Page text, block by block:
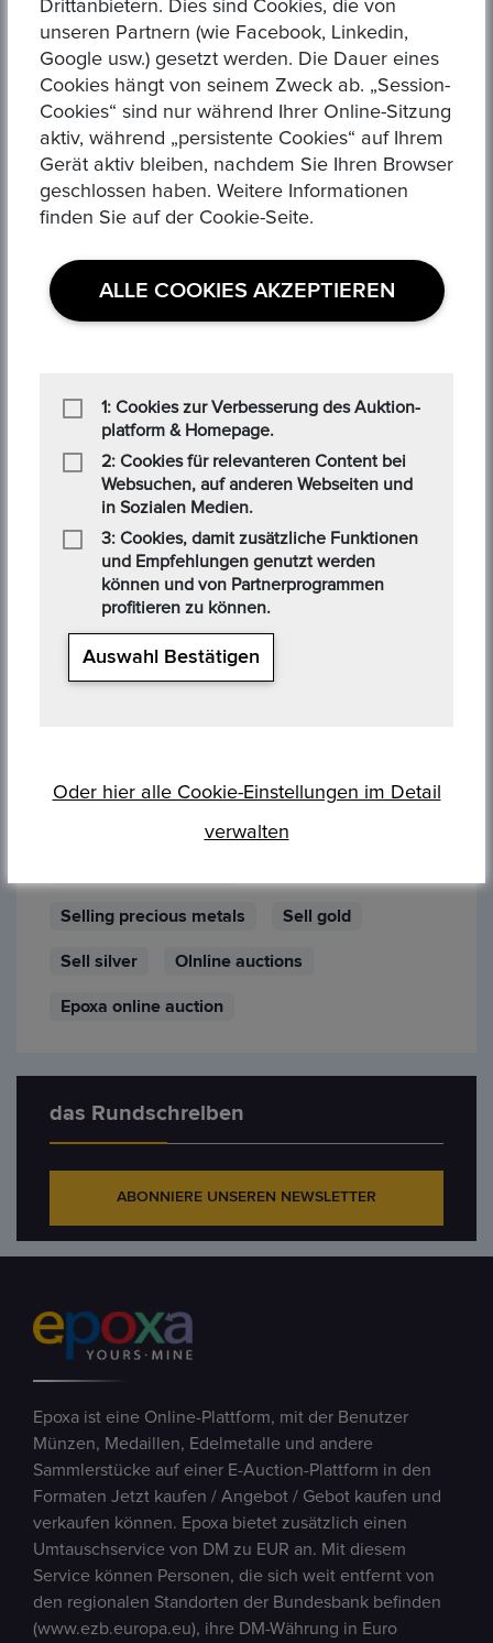
Stichworte
Check blog Coin Old coin
Coin market New coin
Cloud Technology Data science
Digital market Gold Coins Gold
Tagss Value Wert Münze
Investment Investieren Politics
Epoxa Epoxaauctions
Münzenmedaillenfrankfurt
Maske Maskenpflicht Lockdown
Newyear Christmas
Deutschemark Dm
Coindealers
Selling precious metals Sell gold
Sell silver Olnline auctions
Epoxa online auction
das Rundschreiben
ABONNIERE UNSEREN NEWSLETTER
Epoxa ist eine Online-Plattform, mit der Benutzer
Münzen, Medaillen, Edelmetalle und andere
Sammlerstücke auf einer E-Auction-Plattform in den
Formaten Jetzt kaufen / Angebot / Gebot kaufen und
verkaufen können. Epoxa bietet zusätzlich einen
Umtauschservice von DM zu EUR an. Mit diesem
Service können Personen, die sich weit entfernt von
den regionalen Standorten der Bundesbank befinden
(www.ezb.europa.eu), ihre DM-Währung in Euro
Drittanbietern. Dies sind Cookies, die von
unseren Partnern (wie Facebook, Linkedin,
Google usw.) gesetzt werden. Die Dauer eines
Cookies hängt von seinem Zweck ab. „Session-
Cookies“ sind nur während Ihrer Online-Sitzung
aktiv, während „persistente Cookies“ auf Ihrem
Gerät aktiv bleiben, nachdem Sie Ihren Browser
geschlossen haben. Weitere Informationen
finden Sie auf der Cookie-Seite.
ALLE COOKIES AKZEPTIEREN
1: Cookies zur Verbesserung des Auktion-
platform & Homepage.
2: Cookies für relevanteren Content bei
Websuchen, auf anderen Webseiten und
in Sozialen Medien.
3: Cookies, damit zusätzliche Funktionen
und Empfehlungen genutzt werden
können und von Partnerprogrammen
profitieren zu können.
Auswahl Bestätigen
Oder hier alle Cookie-Einstellungen im Detail
verwalten